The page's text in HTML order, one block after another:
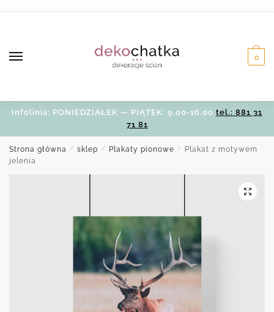
0
Infolinia: PONIEDZIAŁEK — PIĄTEK: 9.00-16.00 tel.: 881 31
71 81
Strona główna / sklep / Plakaty pionowe /
Plakat z motywem
jelenia